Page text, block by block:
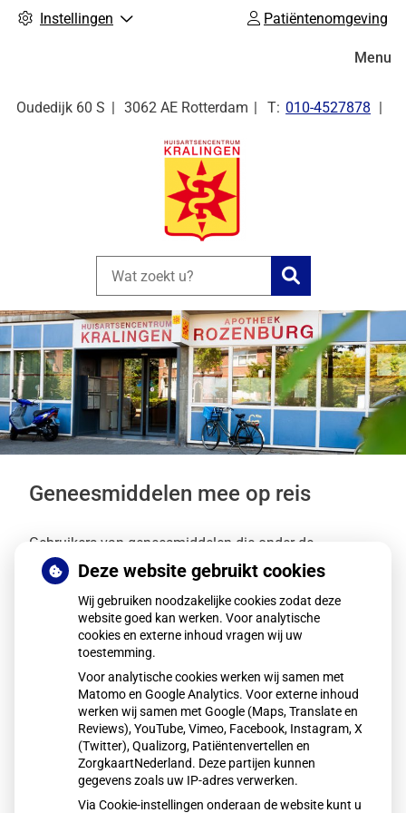
Instellingen Patiëntenomgeving
Oudedijk 60 S 3062 AE Rotterdam Tel:
010-4527878
Zoeken
Menu
Geneesmiddelen mee op reis
Gebruikers van geneesmiddelen die onder de
opiumwet vallen kunnen deze niet zomaar meenemen
naar het buitenland. Hiervoor is een verklaring nodig.
Wat zijn de opiumwetsmiddelen
Welke verklaring is nodig
Waarom is een verklaring nodig
HetCAK.nl
Deze website gebruikt cookies
Wij gebruiken noodzakelijke cookies zodat deze
website goed kan werken. Voor analytische
cookies en externe inhoud vragen wij uw
toestemming.
Voor analytische cookies werken wij samen met
Matomo en Google Analytics. Voor externe inhoud
werken wij samen met Google (Maps, Translate en
Reviews), YouTube, Vimeo, Facebook, Instagram, X
(Twitter), Qualizorg, Patiëntenvertellen en
ZorgkaartNederland. Deze partijen kunnen
gegevens zoals uw IP-adres verwerken.
Via Cookie-instellingen onderaan de website kunt u